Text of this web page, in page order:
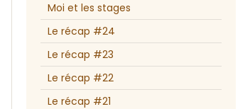
Moi et les stages
Le récap #24
Le récap #23
Le récap #22
Le récap #21